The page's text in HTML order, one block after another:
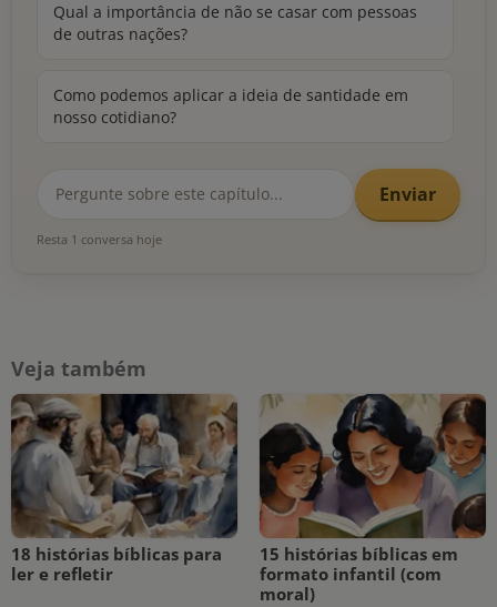
Qual a importância de não se casar com pessoas
de outras nações?
Como podemos aplicar a ideia de santidade em
nosso cotidiano?
Enviar
Resta 1 conversa hoje
Veja também
18 histórias bíblicas para
ler e refletir
15 histórias bíblicas em
formato infantil (com
moral)